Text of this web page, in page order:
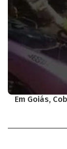
Em Goiás,